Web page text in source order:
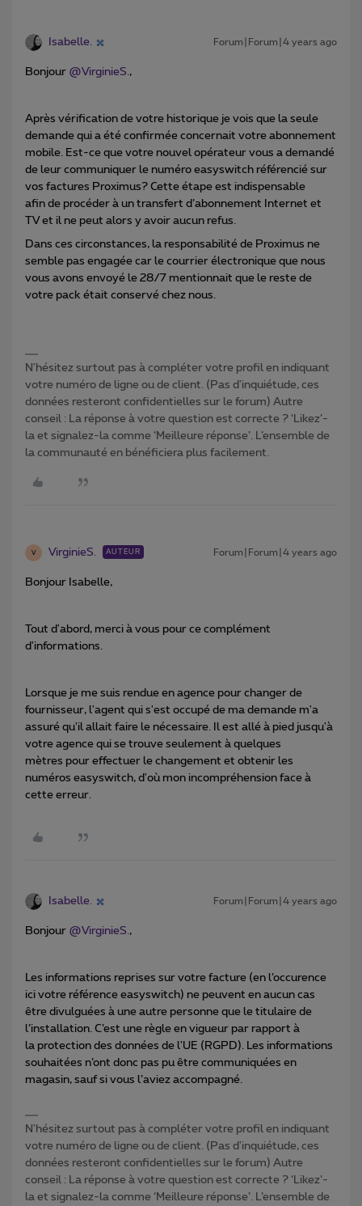
Isabelle. Forum|Forum|4 years ago
Bonjour @VirginieS.,
Après vérification de votre historique je vois que la seule
demande qui a été confirmée concernait votre abonnement
mobile. Est-ce que votre nouvel opérateur vous a demandé
de leur communiquer le numéro easyswitch référencié sur
vos factures Proximus? Cette étape est indispensable
afin de procéder à un transfert d’abonnement Internet et
TV et il ne peut alors y avoir aucun refus.
Dans ces circonstances, la responsabilité de Proximus ne
semble pas engagée car le courrier électronique que nous
vous avons envoyé le 28/7 mentionnait que le reste de
votre pack était conservé chez nous.
N'hésitez surtout pas à compléter votre profil en indiquant
votre numéro de ligne ou de client. (Pas d'inquiétude, ces
données resteront confidentielles sur le forum) Autre
conseil : La réponse à votre question est correcte ? ‘Likez’-
la et signalez-la comme ‘Meilleure réponse’. L’ensemble de
la communauté en bénéficiera plus facilement.
V VirginieS. AUTEUR Forum|Forum|4 years ago
Bonjour Isabelle,
Tout d'abord, merci à vous pour ce complément
d'informations.
Lorsque je me suis rendue en agence pour changer de
fournisseur, l'agent qui s'est occupé de ma demande m'a
assuré qu'il allait faire le nécessaire. Il est allé à pied jusqu'à
votre agence qui se trouve seulement à quelques
mètres pour effectuer le changement et obtenir les
numéros easyswitch, d'où mon incompréhension face à
cette erreur.
Isabelle. Forum|Forum|4 years ago
Bonjour @VirginieS.,
Les informations reprises sur votre facture (en l’occurence
ici votre référence easyswitch) ne peuvent en aucun cas
être divulguées à une autre personne que le titulaire de
l’installation. C’est une règle en vigueur par rapport à
la protection des données de l'UE (RGPD). Les informations
souhaitées n’ont donc pas pu être communiquées en
magasin, sauf si vous l’aviez accompagné.
N'hésitez surtout pas à compléter votre profil en indiquant
votre numéro de ligne ou de client. (Pas d'inquiétude, ces
données resteront confidentielles sur le forum) Autre
conseil : La réponse à votre question est correcte ? ‘Likez’-
la et signalez-la comme ‘Meilleure réponse’. L’ensemble de